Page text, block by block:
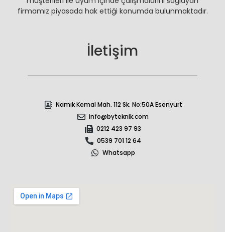
firmamız piyasada hak ettiği konumda bulunmaktadır.
İletişim
Namık Kemal Mah. 112 Sk. No:50A Esenyurt
info@byteknik.com
0212 423 97 93
0539 701 12 64
Whatsapp